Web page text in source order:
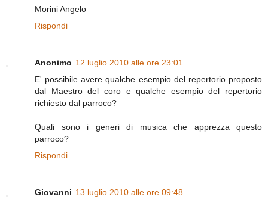
Morini Angelo
Rispondi
Anonimo 12 luglio 2010 alle ore 23:01
E' possibile avere qualche esempio del repertorio proposto
dal Maestro del coro e qualche esempio del repertorio
richiesto dal parroco?
Quali sono i generi di musica che apprezza questo
parroco?
Rispondi
Giovanni 13 luglio 2010 alle ore 09:48